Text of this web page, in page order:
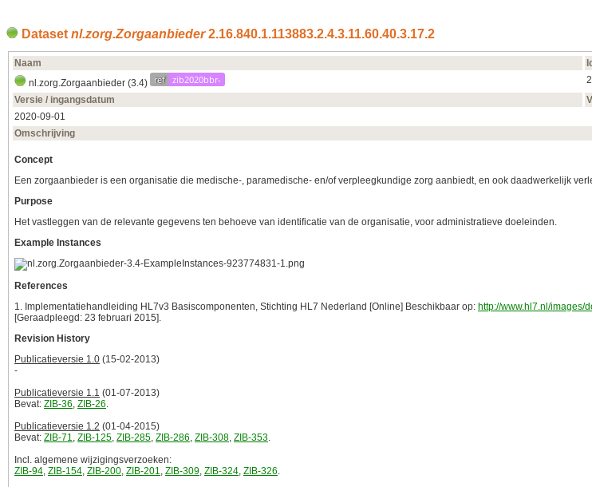
Dataset nl.zorg.Zorgaanbieder2.16.840.1.113883.2.4.3.11.60.40.3.17.2
Naam
Id
nl.zorg.Zorgaanbieder (3.4)
ref zib2020bbr-
Versie / ingangsdatum
2020‑09‑01
Omschrijving
Concept
Een zorgaanbieder is een organisatie die medische-, paramedische- en/of verpleegkundige zorg aanbiedt, en ook daadwerkelijk
Purpose
Het vastleggen van de relevante gegevens ten behoeve van identificatie van de organisatie, voor administratieve doeleinden.
Example Instances
References
1. Implementatiehandleiding HL7v3 Basiscomponenten, Stichting HL7 Nederland [Online] Beschikbaar op: http://www.hl7.nl/
[Geraadpleegd: 23 februari 2015].
Revision History
Publicatieversie 1.0 (15-02-2013)
-
Publicatieversie 1.1 (01-07-2013)
Bevat: ZIB-36, ZIB-26.
Publicatieversie 1.2 (01-04-2015)
Bevat: ZIB-71, ZIB-125, ZIB-285, ZIB-286, ZIB-308, ZIB-353.
Incl. algemene wijzigingsverzoeken:
ZIB-94, ZIB-154, ZIB-200, ZIB-201, ZIB-309, ZIB-324, ZIB-326.